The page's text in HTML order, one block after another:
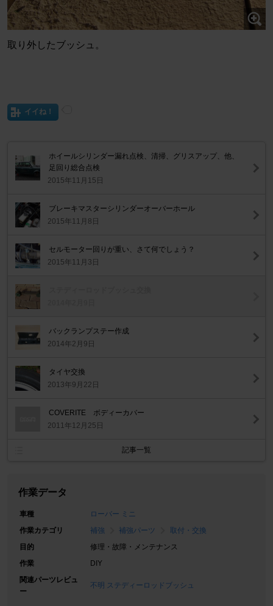
取り外したブッシュ。
イイね！
ホイールシリンダー漏れ点検、清掃、グリスアップ、他、
足回り総合点検
2015年11月15日
ブレーキマスターシリンダーオーバーホール
2015年11月8日
セルモーター回りが重い、さて何でしょう？
2015年11月3日
バックランプステー作成
2014年2月9日
タイヤ交換
2013年9月22日
COVERITE ボディーカバー
2011年12月25日
記事一覧
作業データ
車種
ローバー ミニ
作業カテゴリ
補強 補強パーツ
取付・交換
目的
修理・故障・メンテナンス
作業
DIY
関連パーツレビュ
ー
不明 ステディーロッドブッシュ